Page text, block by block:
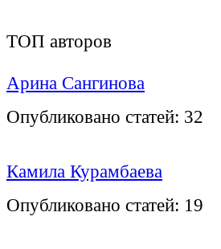
ТОП авторов
Арина Сангинова
Опубликовано статей: 32
Камила Курамбаева
Опубликовано статей: 19